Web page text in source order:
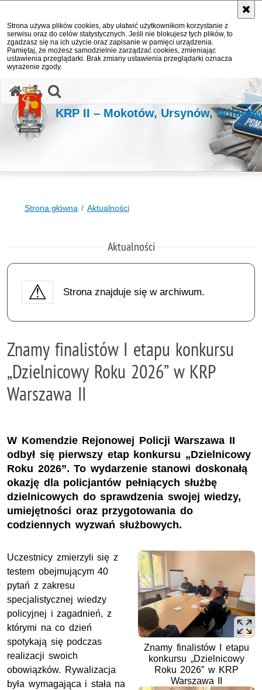
Strona używa plików cookies, aby ułatwić użytkownikom korzystanie z
serwisu oraz do celów statystycznych. Jeśli nie blokujesz tych plików, to
zgadzasz się na ich użycie oraz zapisanie w pamięci urządzenia.
Pamiętaj, że możesz samodzielnie zarządzać cookies, zmieniając
ustawienia przeglądarki. Brak zmiany ustawienia przeglądarki oznacza
wyrażenie zgody.
KRP II – Mokotów, Ursynów,
Strona główna Aktualności
Aktualności
Strona znajduje się w archiwum.
Znamy finalistów I etapu konkursu
„Dzielnicowy Roku 2026” w KRP
Warszawa II
W Komendzie Rejonowej Policji Warszawa II
odbył się pierwszy etap konkursu „Dzielnicowy
Roku 2026”. To wydarzenie stanowi doskonałą
okazję dla policjantów pełniących służbę
dzielnicowych do sprawdzenia swojej wiedzy,
umiejętności oraz przygotowania do
codziennych wyzwań służbowych.
Znamy finalistów I etapu
konkursu „Dzielnicowy
Roku 2026” w KRP
Warszawa II
Uczestnicy zmierzyli się z
testem obejmującym 40
pytań z zakresu
specjalistycznej wiedzy
policyjnej i zagadnień, z
którymi na co dzień
spotykają się podczas
realizacji swoich
obowiązków. Rywalizacja
była wymagająca i stała na